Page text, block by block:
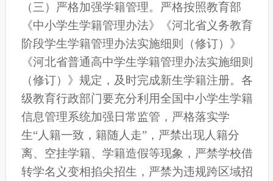
（三）严格加强学籍管理。严格按照教育部
《中小学生学籍管理办法》《河北省义务教育
阶段学生学籍管理办法实施细则（修订）》
《河北省普通高中学生学籍管理办法实施细则
（修订）》规定，及时完成新生学籍注册。各
级教育行政部门要充分利用全国中小学生学籍
信息管理系统加强日常监管，严格落实学
生“人籍一致，籍随人走”，严禁出现人籍分
离、空挂学籍、学籍造假等现象，严禁学校借
转学名义变相掐尖招生，严禁为违规跨区域招